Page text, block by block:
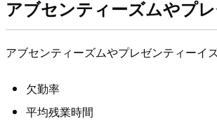
アブセンティーズムやプ
アブセンティーズムやプレゼンティーイ
欠勤率
平均残業時間